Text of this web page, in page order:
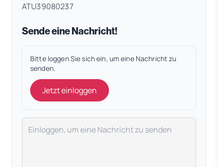
ATU39080237
Sende eine Nachricht!
Bitte loggen Sie sich ein, um eine Nachricht zu
senden.
Jetzt einloggen
Deine Nachricht